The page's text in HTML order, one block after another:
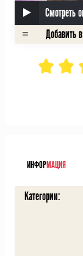
Смотреть
ИНФОРМАЦИЯ
Категории: